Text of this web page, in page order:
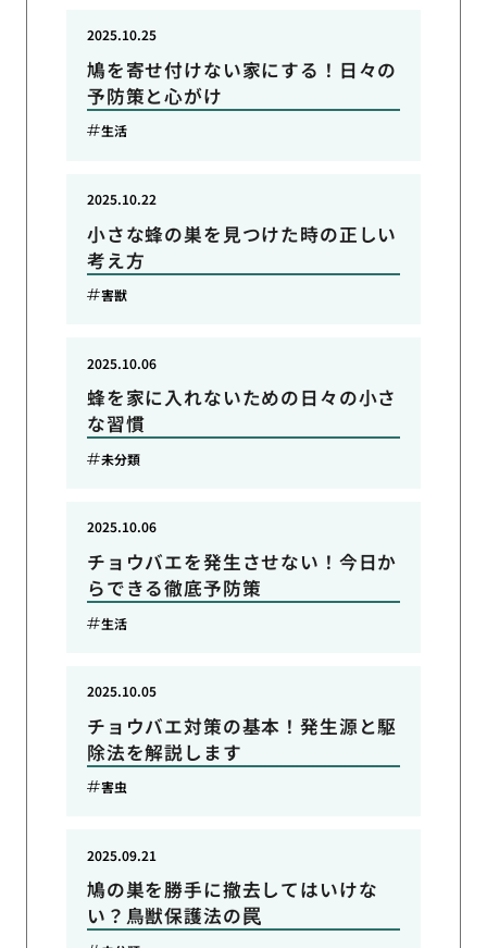
鳩を寄せ付けない家にする！日々の
予防策と心がけ
2025.10.25
生活
小さな蜂の巣を見つけた時の正しい
考え方
2025.10.22
害獣
蜂を家に入れないための日々の小さ
な習慣
2025.10.06
未分類
チョウバエを発生させない！今日か
らできる徹底予防策
2025.10.06
生活
チョウバエ対策の基本！発生源と駆
除法を解説します
2025.10.05
害虫
鳩の巣を勝手に撤去してはいけな
い？鳥獣保護法の罠
2025.09.21